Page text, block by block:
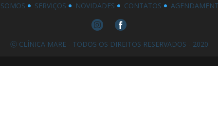
SERVIÇOS NOVIDADES CONTATOS
ⓒ CLÍNICA MARE - TODOS OS DIREITOS RESERVADOS - 2020